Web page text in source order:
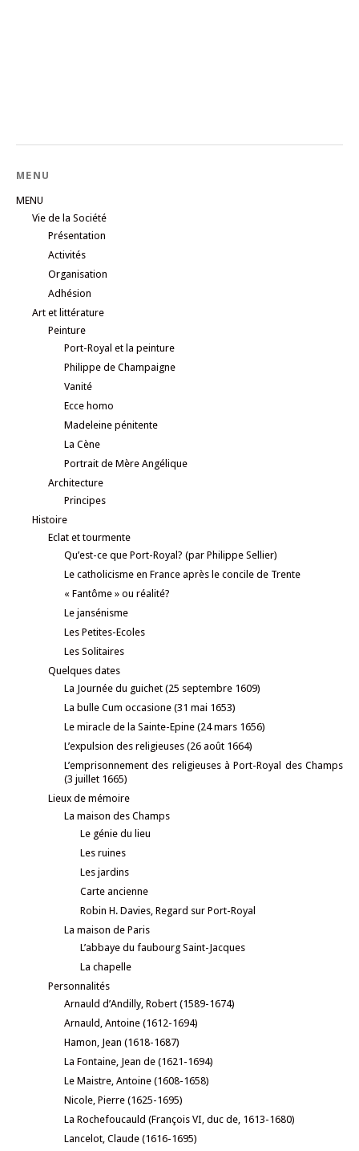
MENU
MENU
Vie de la Société
Présentation
Activités
Organisation
Adhésion
Art et littérature
Peinture
Port-Royal et la peinture
Philippe de Champaigne
Vanité
Ecce homo
Madeleine pénitente
La Cène
Portrait de Mère Angélique
Architecture
Principes
Histoire
Eclat et tourmente
Qu’est-ce que Port-Royal? (par Philippe Sellier)
Le catholicisme en France après le concile de Trente
« Fantôme » ou réalité?
Le jansénisme
Les Petites-Ecoles
Les Solitaires
Quelques dates
La Journée du guichet (25 septembre 1609)
La bulle Cum occasione (31 mai 1653)
Le miracle de la Sainte-Epine (24 mars 1656)
L’expulsion des religieuses (26 août 1664)
L’emprisonnement des religieuses à Port-Royal des Champs
(3 juillet 1665)
Lieux de mémoire
La maison des Champs
Le génie du lieu
Les ruines
Les jardins
Carte ancienne
Robin H. Davies, Regard sur Port-Royal
La maison de Paris
L’abbaye du faubourg Saint-Jacques
La chapelle
Personnalités
Arnauld d’Andilly, Robert (1589-1674)
Arnauld, Antoine (1612-1694)
Hamon, Jean (1618-1687)
La Fontaine, Jean de (1621-1694)
Le Maistre, Antoine (1608-1658)
Nicole, Pierre (1625-1695)
La Rochefoucauld (François VI, duc de, 1613-1680)
Lancelot, Claude (1616-1695)